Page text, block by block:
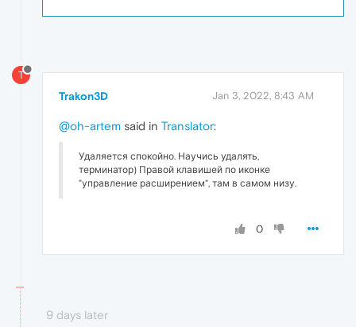
T
Trakon3D Jan 3, 2022, 8:43 AM
@oh-artem said in Translator:
Удаляется спокойно. Научись удалять,
терминатор) Правой клавишей по иконке
"управление расширением", там в самом низу.
0
9 days later